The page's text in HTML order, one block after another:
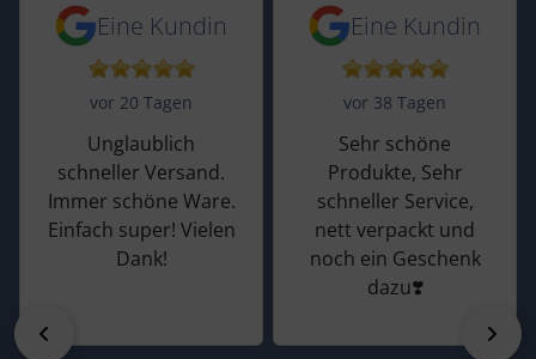
5 von 5 Sternen von einer Kundin vor
Eine Kundin
vor 20 Tagen
Unglaublich
schneller Versand.
Immer schöne Ware.
Einfach super! Vielen
Dank!
5 von 5 Sternen
Eine Kundin
vor 38 Tagen
Sehr schöne
Produkte, Sehr
schneller Service,
nett verpackt und
noch ein Geschenk
dazu❣️
vor